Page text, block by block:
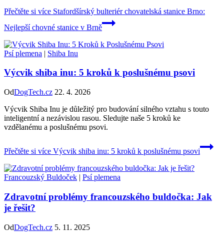
Přečtěte si více Stafordšírský bulteriér chovatelská stanice Brno:
Nejlepší chovné stanice v Brně
Psí plemena | Shiba Inu
Výcvik shiba inu: 5 kroků k poslušnému psovi
OdDogTech.cz 22. 4. 2026
Výcvik Shiba Inu je důležitý pro budování silného vztahu s touto
inteligentní a nezávislou rasou. Sledujte naše 5 kroků ke
vzdělanému a poslušnému psovi.
Přečtěte si více Výcvik shiba inu: 5 kroků k poslušnému psovi
Francouzský Buldoček | Psí plemena
Zdravotní problémy francouzského buldočka: Jak
je řešit?
OdDogTech.cz 5. 11. 2025